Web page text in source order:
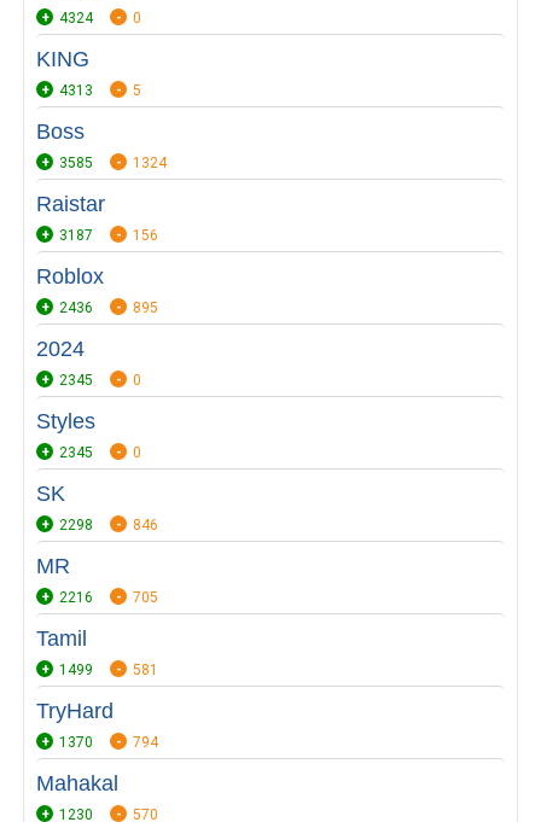
4324 0
KING
4313 5
Boss
3585 1324
Raistar
3187 156
Roblox
2436 895
2024
2345 0
Styles
2345 0
SK
2298 846
MR
2216 705
Tamil
1499 581
TryHard
1370 794
Mahakal
1230 570